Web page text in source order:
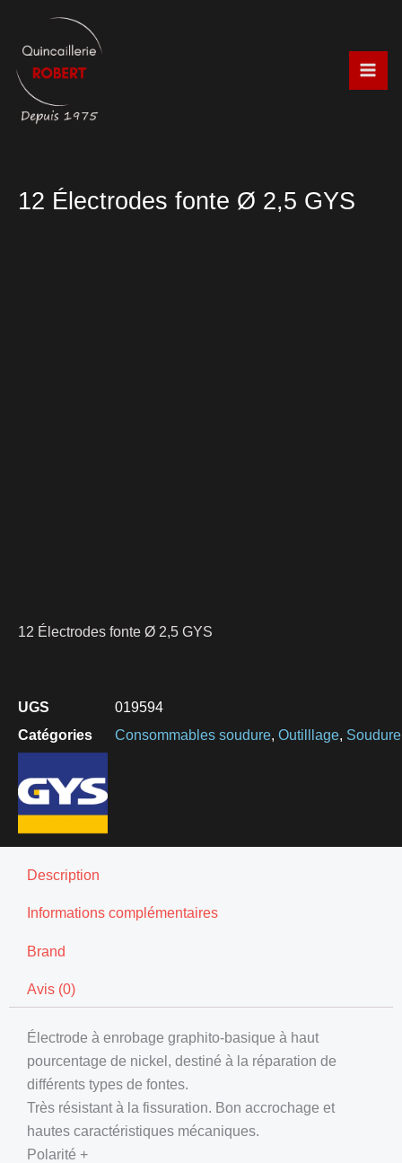
contenu
12 Électrodes fonte Ø 2,5 GYS
12 Électrodes fonte Ø 2,5 GYS
UGS
019594
Catégories
Consommables soudure Outilllage Soudure
Description
Informations complémentaires
Brand
Avis (0)
Électrode à enrobage graphito-basique à haut
pourcentage de nickel, destiné à la réparation de
différents types de fontes.
Très résistant à la fissuration. Bon accrochage et
hautes caractéristiques mécaniques.
Polarité +